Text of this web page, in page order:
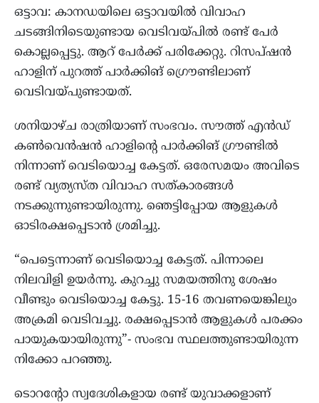
ഒട്ടാവ: കാനഡയിലെ ഒട്ടാവയില്‍ വിവാഹ
ചടങ്ങിനിടെയുണ്ടായ വെടിവയ്പില്‍ രണ്ട് പേര്‍
കൊല്ലപ്പെട്ടു. ആറ് പേര്‍ക്ക് പരിക്കേറ്റു. റിസപ്ഷൻ
ഹാളിന് പുറത്ത് പാർക്കിങ് ഗ്രൌണ്ടിലാണ്
വെടിവയ്പുണ്ടായത്.
ശനിയാഴ്ച രാത്രിയാണ് സംഭവം. സൗത്ത് എൻഡ്
കൺവെൻഷൻ ഹാളിന്റെ പാർക്കിങ് ഗ്രൗണ്ടില്‍
നിന്നാണ് വെടിയൊച്ച കേട്ടത്. ഒരേസമയം അവിടെ
രണ്ട് വ്യത്യസ്ത വിവാഹ സത്കാരങ്ങൾ
നടക്കുന്നുണ്ടായിരുന്നു. ഞെട്ടിപ്പോയ ആളുകള്‍
ഓടിരക്ഷപ്പെടാന്‍ ശ്രമിച്ചു.
“പെട്ടെന്നാണ് വെടിയൊച്ച കേട്ടത്. പിന്നാലെ
നിലവിളി ഉയര്‍ന്നു. കുറച്ചു സമയത്തിനു ശേഷം
വീണ്ടും വെടിയൊച്ച കേട്ടു. 15-16 തവണയെങ്കിലും
അക്രമി വെടിവച്ചു. രക്ഷപ്പെടാന്‍ ആളുകള്‍ പരക്കം
പായുകയായിരുന്നു”- സംഭവ സ്ഥലത്തുണ്ടായിരുന്ന
നിക്കോ പറഞ്ഞു.
ടൊറന്‍റോ സ്വദേശികളായ രണ്ട് യുവാക്കളാണ്